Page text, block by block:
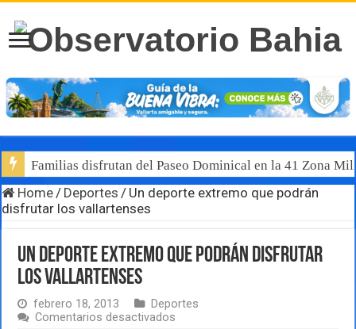
Familias disfrutan del Paseo Dominical en la 41 Zona
Home / Deportes / Un deporte extremo que podrán
disfrutar los vallartenses
Un deporte extremo que podrán disfrutar
los vallartenses
febrero 18, 2013
Deportes
Comentarios desactivados